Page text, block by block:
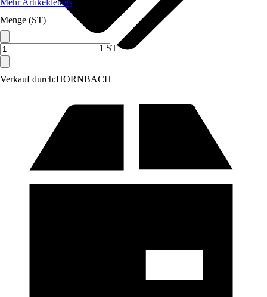
Verkauf durch:HORNBACH
Mehr Artikeldetails
Menge (ST)
1 ST